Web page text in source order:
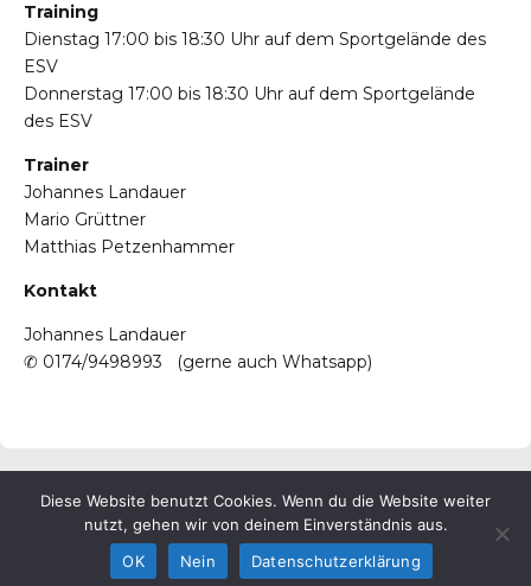
Training
Dienstag 17:00 bis 18:30 Uhr auf dem Sportgelände des
ESV
Donnerstag 17:00 bis 18:30 Uhr auf dem Sportgelände
des ESV
Trainer
Johannes Landauer
Mario Grüttner
Matthias Petzenhammer
Kontakt
Johannes Landauer
✆ 0174/9498993 (gerne auch Whatsapp)
© ESV Penzberg e.V.
Impressum Verein Datenschutzerklärung
Diese Website benutzt Cookies. Wenn du die Website weiter
nutzt, gehen wir von deinem Einverständnis aus.
OK
Nein Datenschutzerklärung